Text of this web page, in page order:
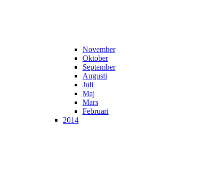
November
Oktober
September
Augusti
Juli
Maj
Mars
Februari
2014